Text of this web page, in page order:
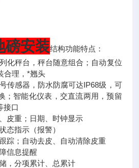
磅安装结构功能特点：
化秤台，秤台随意组合；自动复位
合理，*翘头
传感器，防水防腐可达IP68级，可
；智能化仪表，交直流两用，预留
接口
皮重；日期、时钟显示
态指示（报警）
踪；自动去皮、自动清除皮重
信息提醒
，分项累计、总累计